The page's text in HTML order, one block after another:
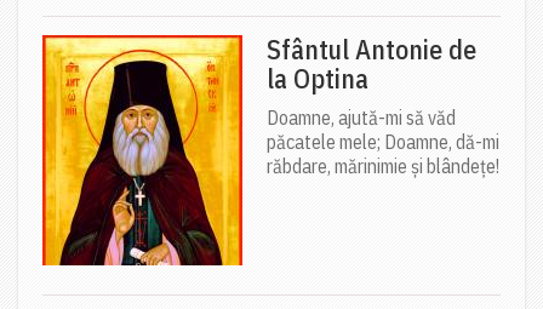
Sfântul Antonie de
la Optina
Doamne, ajută-mi să văd
păcatele mele; Doamne, dă-mi
răbdare, mărinimie şi blândeţe!